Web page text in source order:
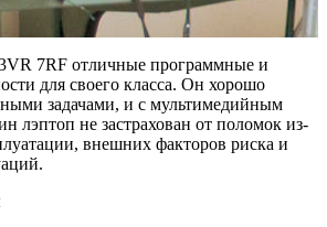
7RF отличные программные и
для своего класса. Он хорошо
задачами, и с мультимедийным
лэптоп не застрахован от поломок из-
внешних факторов риска и